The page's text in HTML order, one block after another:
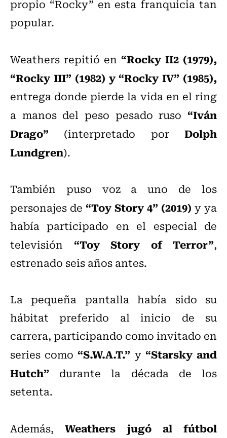
propio “Rocky” en esta franquicia tan
popular.
Weathers repitió en “Rocky II2 (1979),
“Rocky III” (1982) y “Rocky IV” (1985),
entrega donde pierde la vida en el ring
a manos del peso pesado ruso “Iván
Drago” (interpretado por Dolph
Lundgren).
También puso voz a uno de los
personajes de “Toy Story 4” (2019) y ya
había participado en el especial de
televisión “Toy Story of Terror”,
estrenado seis años antes.
La pequeña pantalla había sido su
hábitat preferido al inicio de su
carrera, participando como invitado en
series como“S.W.A.T.” y “Starsky and
Hutch” durante la década de los
setenta.
Además,Weathers jugó al fútbol